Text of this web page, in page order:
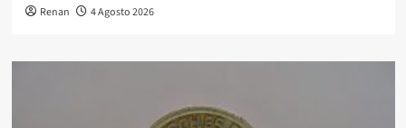
Renan 4 Agosto 2026